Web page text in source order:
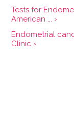
Tests for
American ... ›
Endometrial
Clinic ›